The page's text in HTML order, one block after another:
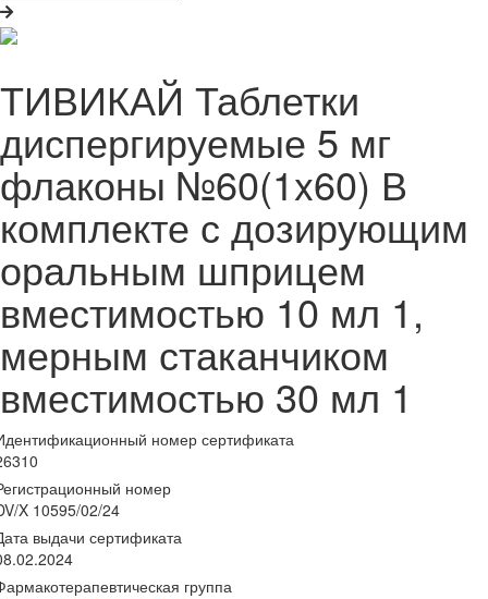
ТИВИКАЙ Таблетки
диспергируемые 5 мг
флаконы №60(1x60) В
комплекте с дозирующим
оральным шприцем
вместимостью 10 мл 1,
мерным стаканчиком
вместимостью 30 мл 1
номер сертификата
номер
X 10595/02/24
выдачи сертификата
группа